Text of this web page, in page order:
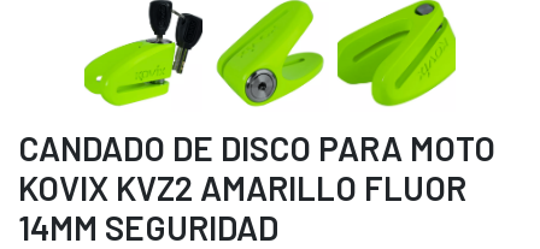
CANDADO DE DISCO PARA MOTO
KOVIX KVZ2 AMARILLO FLUOR
14MM SEGURIDAD